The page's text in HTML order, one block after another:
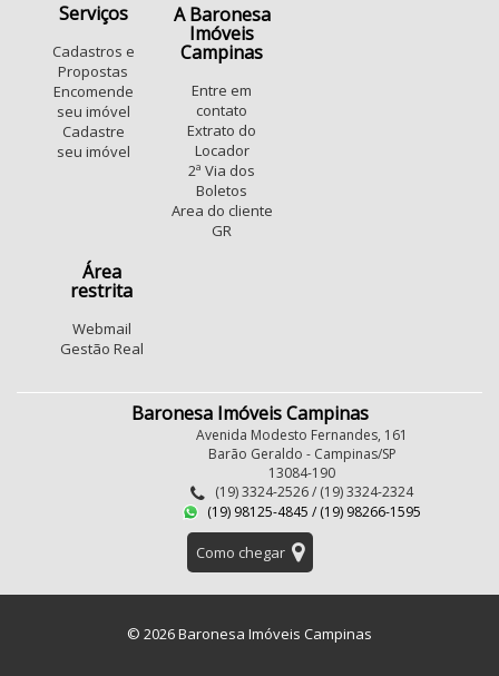
Serviços
Cadastros e
Propostas
Encomende
seu imóvel
Cadastre
seu imóvel
A Baronesa
Imóveis
Campinas
Entre em
contato
Extrato do
Locador
2ª Via dos
Boletos
Area do cliente
GR
Área
restrita
Webmail
Gestão Real
Baronesa Imóveis Campinas
Avenida Modesto Fernandes, 161
Barão Geraldo - Campinas/SP
13084-190
(19) 3324-2526 / (19) 3324-2324
(19) 98125-4845 / (19) 98266-1595
Como chegar
© 2026 Baronesa Imóveis Campinas